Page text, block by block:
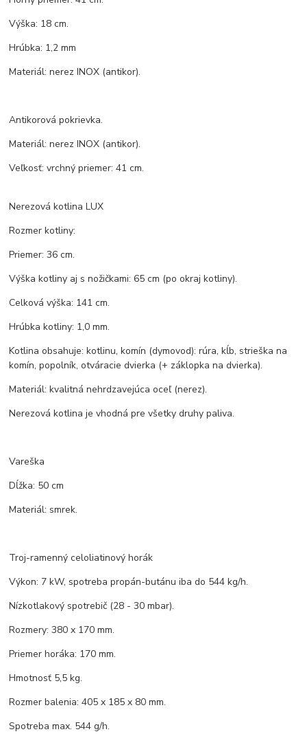
Výška: 18 cm.
Hrúbka: 1,2 mm
Materiál: nerez INOX (antikor).
Antikorová pokrievka.
Materiál: nerez INOX (antikor).
Veľkosť: vrchný priemer: 41 cm.
Nerezová kotlina LUX
Rozmer kotliny:
Priemer: 36 cm.
Výška kotliny aj s nožičkami: 65 cm (po okraj kotliny).
Celková výška: 141 cm.
Hrúbka kotliny: 1,0 mm.
Kotlina obsahuje: kotlinu, komín (dymovod): rúra, kĺb, strieška na
komín, popolník, otváracie dvierka (+ záklopka na dvierka).
Materiál: kvalitná nehrdzavejúca oceľ (nerez).
Nerezová kotlina je vhodná pre všetky druhy paliva.
Vareška
Dĺžka: 50 cm
Materiál: smrek.
Troj-ramenný celoliatinový horák
Výkon: 7 kW, spotreba propán-butánu iba do 544 kg/h.
Nízkotlakový spotrebič (28 - 30 mbar).
Rozmery: 380 x 170 mm.
Priemer horáka: 170 mm.
Hmotnosť 5,5 kg.
Rozmer balenia: 405 x 185 x 80 mm.
Spotreba max. 544 g/h.